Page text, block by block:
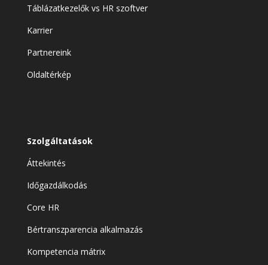
Táblázatkezelők vs HR szoftver
Karrier
Partnereink
Oldaltérkép
Szolgáltatások
Áttekintés
Időgazdálkodás
Core HR
Bértranszparencia alkalmazás
Kompetencia mátrix